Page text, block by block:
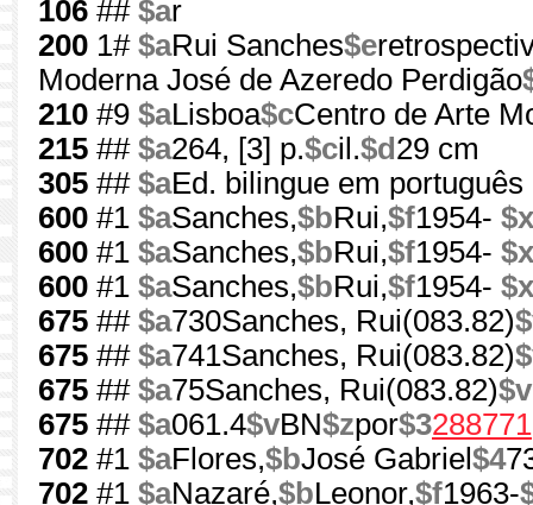
106 ## $ar
200 1# $aRui Sanches$e
Moderna José de Azeredo Perdigão
210 #9 $aLisboa$cCentro de Arte
215 ## $a264, [3] p.$cil.$d 29 cm
305 ## $aEd. bilingue em português
600 #1 $aSanches,$bRui,$f1954- $x
600 #1 $aSanches,$bRui,$f1954- $x
600 #1 $aSanches,$bRui,$f1954- $x
675 ## $a730Sanches, Rui(083.82)
675 ## $a741Sanches, Rui(083.82)
675 ## $a75Sanches, Rui(083.82)$v
675 ## $a061.4$vBN$zpor$3288771
702 #1 $aFlores,$bJosé Gabriel $4
702 #1 $aNazaré,$bLeonor,$f1963-